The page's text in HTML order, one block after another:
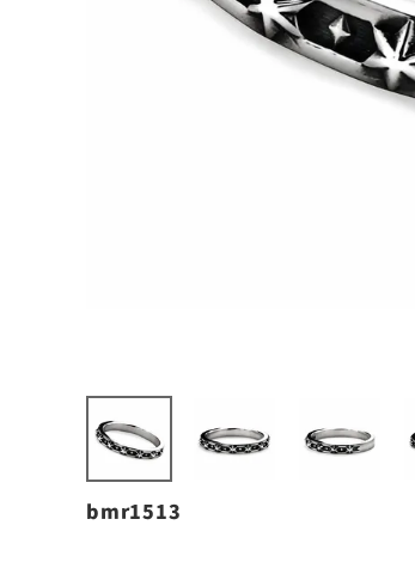
bmr1513